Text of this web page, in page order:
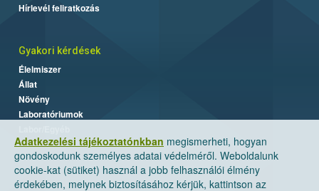
Adatkezelési tájékoztatónkban megismerheti, hogyan
gondoskodunk személyes adatai védelméről. Weboldalunk
cookie-kat (sütiket) használ a jobb felhasználói élmény
érdekében, melynek biztosításához kérjük, kattintson az
Hírlevél feliratkozás
Gyakori kérdések
Élelmiszer
Állat
Növény
Laboratóriumok